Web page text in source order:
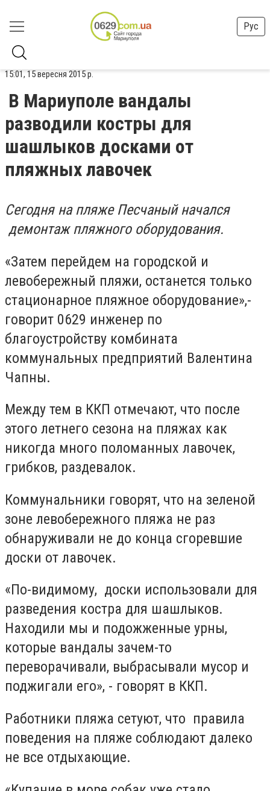
Рус
15:01, 15 вересня 2015 р.
В Мариуполе вандалы
разводили костры для
шашлыков досками от
пляжных лавочек
Сегодня на пляже Песчаный начался
демонтаж пляжного оборудования.
«Затем перейдем на городской и
левобережный пляжи, останется только
стационарное пляжное оборудование»,-
говорит 0629 инженер по
благоустройству комбината
коммунальных предприятий Валентина
Чапны.
Между тем в ККП отмечают, что после
этого летнего сезона на пляжах как
никогда много поломанных лавочек,
грибков, раздевалок.
Коммунальники говорят, что на зеленой
зоне левобережного пляжа не раз
обнаруживали не до конца сгоревшие
доски от лавочек.
«По-видимому, доски использовали для
разведения костра для шашлыков.
Находили мы и подожженные урны,
которые вандалы зачем-то
переворачивали, выбрасывали мусор и
поджигали его», - говорят в ККП.
Работники пляжа сетуют, что правила
поведения на пляже соблюдают далеко
не все отдыхающие.